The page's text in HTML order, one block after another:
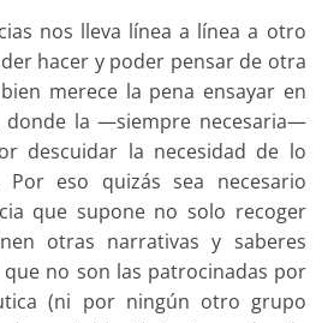
nos lleva línea a línea a otro
hacer y poder pensar de otra
merece la pena ensayar en
donde la —siempre necesaria—
descuidar la necesidad de lo
eso quizás sea necesario
que supone no solo recoger
otras narrativas y saberes
no son las patrocinadas por
(ni por ningún otro grupo